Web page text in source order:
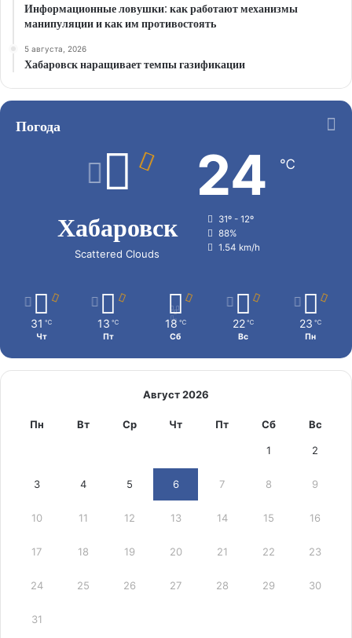
Информационные ловушки: как работают механизмы
манипуляции и как им противостоять
5 августа, 2026
Хабаровск наращивает темпы газификации
Погода
Хабаровск
Scattered Clouds
24 ℃
31º - 12º
88%
1.54 km/h
31 ℃
Чт
13 ℃
Пт
18 ℃
Сб
22 ℃
Вс
23 ℃
Пн
Август 2026
Пн Вт Ср Чт Пт Сб Вс
1 2
3 4 5 6 7 8 9
10 11 12 13 14 15 16
17 18 19 20 21 22 23
24 25 26 27 28 29 30
31